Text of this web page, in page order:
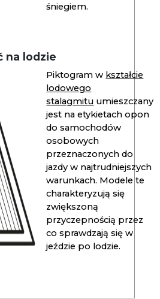
śniegiem.
na lodzie
Piktogram w kształcie
lodowego
stalagmitu umieszczany
jest na etykietach opon
do samochodów
osobowych
przeznaczonych do
jazdy w najtrudniejszych
warunkach. Modele te
charakteryzują się
zwiększoną
przyczepnością przez
co sprawdzają się w
jeździe po lodzie.